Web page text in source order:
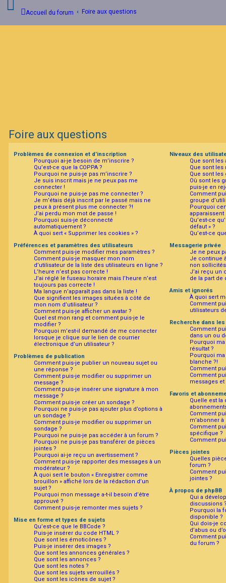
Accueil du forum Foire aux questions
Foire aux questions
Problèmes de connexion et d’inscription
Pourquoi ai-je besoin de m’inscrire ?
Qu’est-ce que la COPPA ?
Pourquoi ne puis-je pas m’inscrire ?
Je suis inscrit mais je ne peux pas me
connecter !
Pourquoi ne puis-je pas me connecter ?
Je m’étais déjà inscrit par le passé mais ne
peux à présent plus me connecter ?!
J’ai perdu mon mot de passe !
Pourquoi suis-je déconnecté
automatiquement ?
À quoi sert « Supprimer les cookies » ?
Préférences et paramètres des utilisateurs
Comment puis-je modifier mes paramètres ?
Comment puis-je masquer mon nom
d’utilisateur de la liste des utilisateurs en ligne ?
L’heure n’est pas correcte !
J’ai réglé le fuseau horaire mais l’heure n’est
toujours pas correcte !
Ma langue n’apparaît pas dans la liste !
Que signifient les images situées à côté de
mon nom d’utilisateur ?
Comment puis-je afficher un avatar ?
Quel est mon rang et comment puis-je le
modifier ?
Pourquoi m’est-il demandé de me connecter
lorsque je clique sur le lien de courrier
électronique d’un utilisateur ?
Problèmes de publication
Comment puis-je publier un nouveau sujet ou
une réponse ?
Comment puis-je modifier ou supprimer un
message ?
Comment puis-je insérer une signature à mon
message ?
Comment puis-je créer un sondage ?
Pourquoi ne puis-je pas ajouter plus d’options à
un sondage ?
Comment puis-je modifier ou supprimer un
sondage ?
Pourquoi ne puis-je pas accéder à un forum ?
Pourquoi ne puis-je pas transférer de pièces
jointes ?
Pourquoi ai-je reçu un avertissement ?
Comment puis-je rapporter des messages à un
modérateur ?
À quoi sert le bouton « Enregistrer comme
brouillon » affiché lors de la rédaction d’un
sujet ?
Pourquoi mon message a-t-il besoin d’être
approuvé ?
Comment puis-je remonter mes sujets ?
Mise en forme et types de sujets
Qu’est-ce que le BBCode ?
Puis-je insérer du code HTML ?
Que sont les émoticônes ?
Puis-je insérer des images ?
Que sont les annonces générales ?
Que sont les annonces ?
Que sont les notes ?
Que sont les sujets verrouillés ?
Que sont les icônes de sujet ?
Niveaux des
Que sont les
Que sont les
Que sont les
Où sont les
puis-je en
Comment
groupe
Pourquoi
Qu’est-ce
défaut » ?
Qu’est-ce
Messagerie privée
Je ne peux
Je continue
non
J’ai reçu un
de la part de
Amis et ignorés
À quoi sert
Comment
utilisateurs
Recherche dans
Comment
dans un ou
Pourquoi
résultat ?
Pourquoi
blanche ?!
Comment
Comment
messages et
Favoris et
Quelle est la
Comment
m’abonner
Comment
spécifique ?
Comment
Pièces jointes
Quelles
forum ?
Comment
jointes ?
À propos de phpBB
Qui a
discussions
Pourquoi la
disponible ?
Qui dois-je
d’abus ou
Comment
du forum ?